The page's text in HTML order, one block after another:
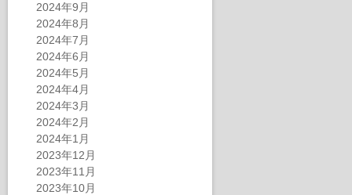
2024年9月
2024年8月
2024年7月
2024年6月
2024年5月
2024年4月
2024年3月
2024年2月
2024年1月
2023年12月
2023年11月
2023年10月